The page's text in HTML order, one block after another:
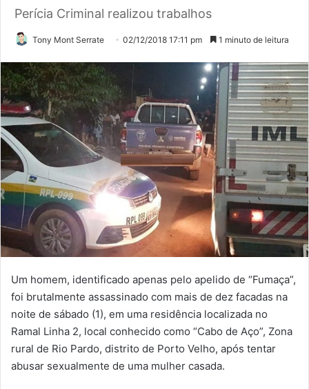
Perícia Criminal realizou trabalhos
Tony Mont Serrate 02/12/2018 17:11 pm 1 minuto de leitura
Um homem, identificado apenas pelo apelido de “Fumaça”,
foi brutalmente assassinado com mais de dez facadas na
noite de sábado (1), em uma residência localizada no
Ramal Linha 2, local conhecido como “Cabo de Aço”, Zona
rural de Rio Pardo, distrito de Porto Velho, após tentar
abusar sexualmente de uma mulher casada.